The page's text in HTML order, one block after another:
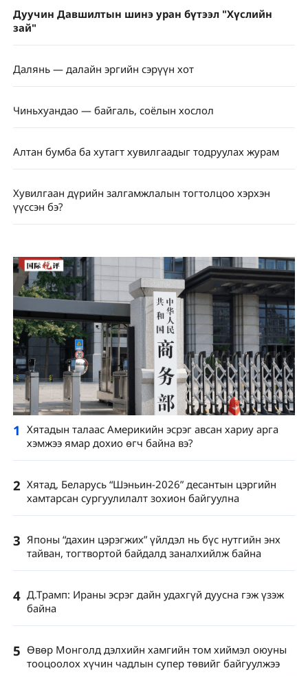
Дуучин Давшилтын шинэ уран бүтээл "Хүслийн
зай"
Далянь — далайн эргийн сэрүүн хот
Чиньхуандао — байгаль, соёлын хослол
Алтан бумба ба хутагт хувилгаадыг тодруулах журам
Хувилгаан дүрийн залгамжлалын тогтолцоо хэрхэн
үүссэн бэ?
1 Хятадын талаас Америкийн эсрэг авсан хариу арга
хэмжээ ямар дохио өгч байна вэ?
2 Хятад, Беларусь “Шэньин-2026” десантын цэргийн
хамтарсан сургуулилалт зохион байгуулна
3 Японы “дахин цэрэгжих” үйлдэл нь бүс нутгийн энх
тайван, тогтвортой байдалд заналхийлж байна
4 Д.Трамп: Ираны эсрэг дайн удахгүй дуусна гэж үзэж
байна
5 Өвөр Монголд дэлхийн хамгийн том хиймэл оюуны
тооцоолох хүчин чадлын супер төвийг байгуулжээ